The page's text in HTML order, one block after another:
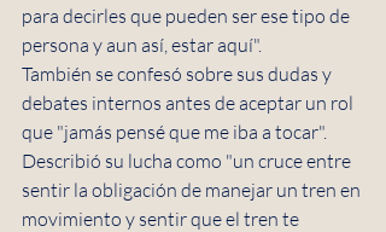
para decirles que pueden ser ese tipo de
persona y aun así, estar aquí".
También se confesó sobre sus dudas y
debates internos antes de aceptar un rol
que "jamás pensé que me iba a tocar".
Describió su lucha como "un cruce entre
sentir la obligación de manejar un tren en
movimiento y sentir que el tren te